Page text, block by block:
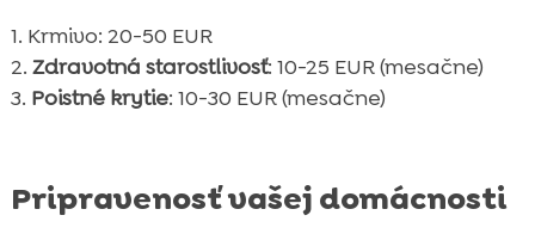
Krmivo: 20-50 EUR
Zdravotná starostlivosť: 10-25 EUR (mesačne)
Poistné krytie: 10-30 EUR (mesačne)
Pripravenosť vašej domácnosti